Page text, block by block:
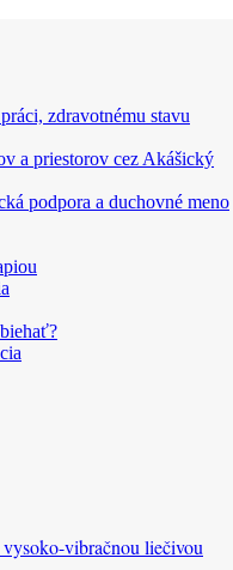
zdravotnému stavu
a priestorov cez Akášický
podpora a duchovné meno